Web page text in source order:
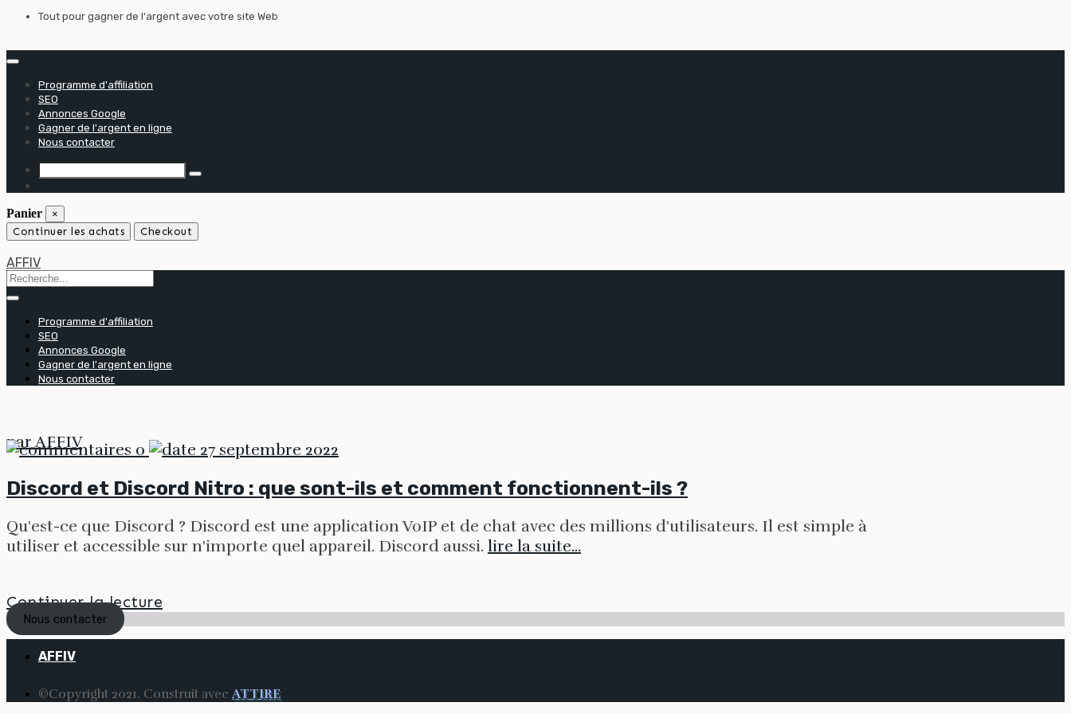
Skip
Tout pour gagner de l'argent avec votre site Web
Programme d'affiliation
SEO
Annonces Google
Gagner de l'argent en ligne
Nous contacter
Panier ×
Continuer les achats Checkout
AFFIV
Programme d'affiliation
SEO
Annonces Google
Gagner de l'argent en ligne
Nous contacter
parAFFIV 0 27 septembre 2022
Discord et Discord Nitro : que sont-ils et comment fonctionnent-ils ?
Qu'est-ce que Discord ? Discord est une application VoIP et de chat avec des millions d'utilisateurs. Il est simple à
utiliser et accessible sur n'importe quel appareil. Discord aussi. lire la suite...
Continuer la lecture
Nous contacter
AFFIV
©Copyright 2021. Construit avec ATTIRE